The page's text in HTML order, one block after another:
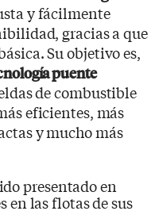
y fácilmente
gracias a que
Su objetivo es,
puente
de combustible
eficientes, más
y mucho más